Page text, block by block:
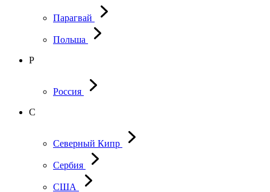
Парагвай
Польша
Р
Россия
С
Северный Кипр
Сербия
США